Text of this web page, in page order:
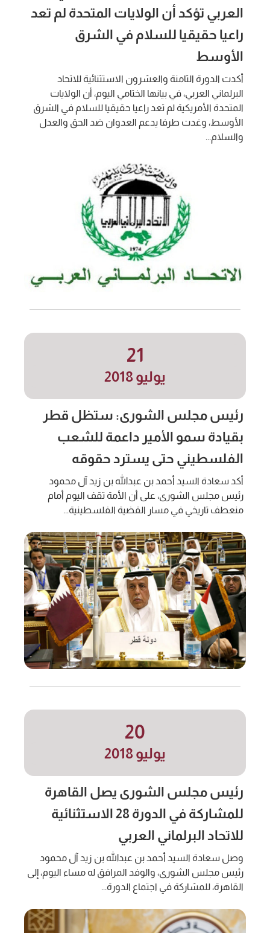
العربي تؤكد أن الولايات المتحدة لم تعد
راعيا حقيقيا للسلام في الشرق
الأوسط
أكدت الدورة الثامنة والعشرون الاستثنائية للاتحاد
البرلماني العربي، في بيانها الختامي اليوم، أن الولايات
المتحدة الأمريكية لم تعد راعيا حقيقيا للسلام في الشرق
الأوسط، وغدت طرفا يدعم العدوان ضد الحق والعدل
والسلام...
21
يوليو 2018
رئيس مجلس الشورى: ستظل قطر
بقيادة سمو الأمير داعمة للشعب
الفلسطيني حتى يسترد حقوقه
أكد سعادة السيد أحمد بن عبدالله بن زيد آل محمود
رئيس مجلس الشورى، على أن الأمة تقف اليوم أمام
منعطف تاريخي في مسار القضية الفلسطينية...
20
يوليو 2018
رئيس مجلس الشورى يصل القاهرة
للمشاركة في الدورة 28 الاستثنائية
للاتحاد البرلماني العربي
وصل سعادة السيد أحمد بن عبدالله بن زيد آل محمود
رئيس مجلس الشورى، والوفد المرافق له مساء اليوم، إلى
القاهرة، للمشاركة في اجتماع الدورة...